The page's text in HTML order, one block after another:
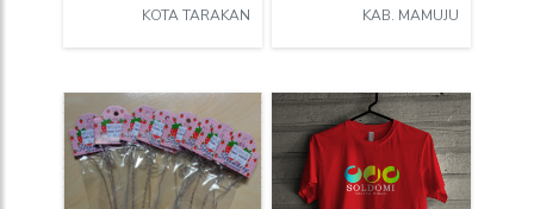
KOTA TARAKAN KAB. MAMUJU